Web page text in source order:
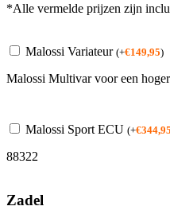
*Alle vermelde prijzen zijn
Malossi Variateur (+€149,95)
Malossi Multivar voor een
Malossi Sport ECU (+€344,95
88322
Zadel